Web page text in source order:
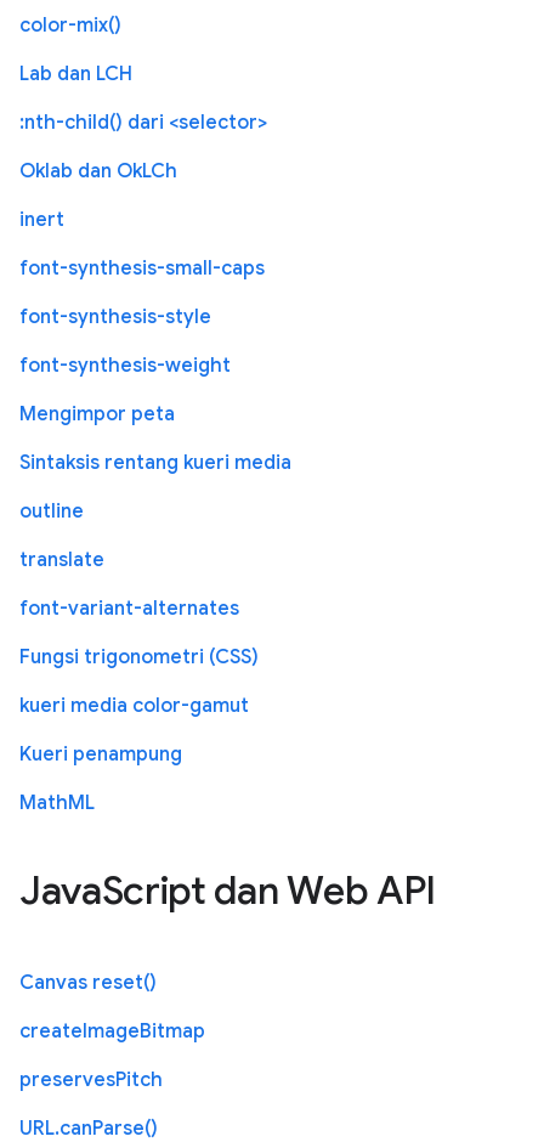
color-mix()
Lab dan LCH
:nth-child() dari <selector>
Oklab dan OkLCh
inert
font-synthesis-small-caps
font-synthesis-style
font-synthesis-weight
Mengimpor peta
Sintaksis rentang kueri media
outline
translate
font-variant-alternates
Fungsi trigonometri (CSS)
kueri media color-gamut
Kueri penampung
MathML
JavaScript dan Web API
Canvas reset()
createImageBitmap
preservesPitch
URL.canParse()